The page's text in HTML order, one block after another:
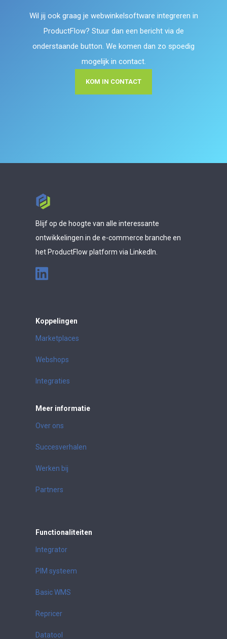
Wil jij ook graag je webwinkelsoftware integreren in
ProductFlow? Stuur dan een bericht via de
onderstaande button. We komen dan zo spoedig
mogelijk in contact.
KOM IN CONTACT
Blijf op de hoogte van alle interessante
ontwikkelingen in de e-commerce branche en
het ProductFlow platform via LinkedIn.
Koppelingen
Marketplaces
Webshops
Integraties
Meer informatie
Over ons
Succesverhalen
Werken bij
Partners
Functionaliteiten
Integrator
PIM systeem
Basic WMS
Repricer
Datatool